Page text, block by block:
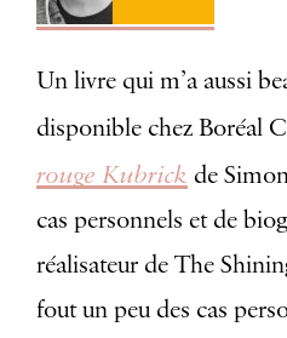
Un livre qui m’a aussi
disponible chez Boréal
rouge Kubrick de
cas personnels et de
réalisateur de The
fout un peu des cas